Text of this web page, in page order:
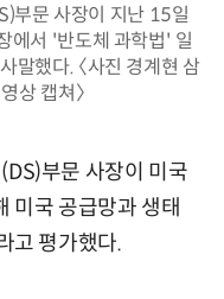
부문 사장이 지난 15일
에서 '반도체 과학법' 일
말했다. 〈사진 경계현 삼
상 캡쳐〉
부문 사장이 미국
미국 공급망과 생태
고 평가했다.